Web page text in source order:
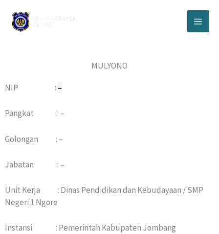
konten
MULYONO
NIP : –
Pangkat : –
Golongan : –
Jabatan : –
Unit Kerja : Dinas Pendidikan dan Kebudayaan / SMP
Negeri 1 Ngoro
Instansi : Pemerintah Kabupaten Jombang